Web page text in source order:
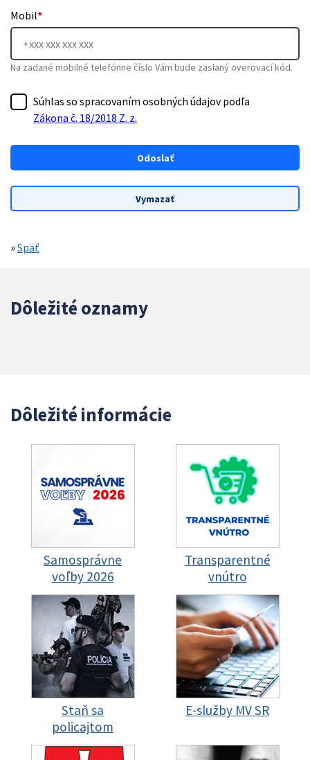
Mobil*
Na zadané mobilné telefónne číslo Vám bude zaslaný overovací kód.
Súhlas so spracovaním osobných údajov podľa
Zákona č. 18/2018 Z. z.
»Späť
Dôležité oznamy
Dôležité informácie
Samosprávne
voľby 2026
Transparentné
vnútro
Staň sa
policajtom
E-služby MV SR